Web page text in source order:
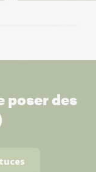
poser des